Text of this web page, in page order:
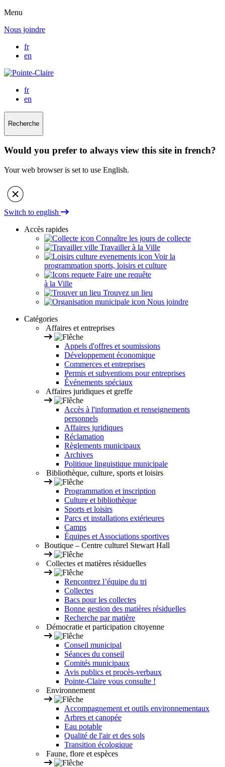
Menu
Nous joindre
fr
en
fr
en
Recherche
Would you prefer to always view this site in french?
Your web browser is set to use English.
Switch to english
Accès rapides
Connaître les jours de collecte
Travailler à la Ville
Voir la
programmation sports, loisirs et culture
Faire une requête
à la Ville
Trouvez un lieu
Nous joindre
Catégories
Affaires et entreprises
Appels d'offres et soumissions
Développement économique
Commerces et entreprises
Permis et subventions pour entreprises
Événements spéciaux
Affaires juridiques et greffe
Accès à l'information et renseignements
personnels
Affaires juridiques
Réclamation
Règlements municipaux
Archives
Politique linguistique municipale
Bibliothèque, culture, sports et loisirs
Programmation et inscription
Culture et bibliothèque
Sports et loisirs
Parcs et installations extérieures
Camps
Équipes et Associations sportives
Boutique – Centre culturel Stewart Hall
Collectes et matières résiduelles
Rencontrez l’équipe du tri
Collectes
Bacs pour les collectes
Bonne gestion des matières résiduelles
Recherche par matière
Démocratie et participation citoyenne
Conseil municipal
Séances du conseil
Comités municipaux
Avis publics et procès-verbaux
Pointe-Claire vous consulte !
Environnement
Accompagnement et outils environnementaux
Arbres et canopée
Eau potable
Qualité de l'air et des sols
Transition écologique
Faune, flore et espèces